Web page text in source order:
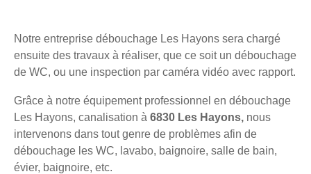
Notre entreprise débouchage Les Hayons sera chargé
ensuite des travaux à réaliser, que ce soit un débouchage
de WC, ou une inspection par caméra vidéo avec rapport.
Grâce à notre équipement professionnel en débouchage
Les Hayons, canalisation à 6830 Les Hayons, nous
intervenons dans tout genre de problèmes afin de
débouchage les WC, lavabo, baignoire, salle de bain,
évier, baignoire, etc.